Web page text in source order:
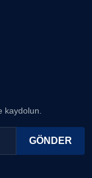
kaydolun.
GÖNDER